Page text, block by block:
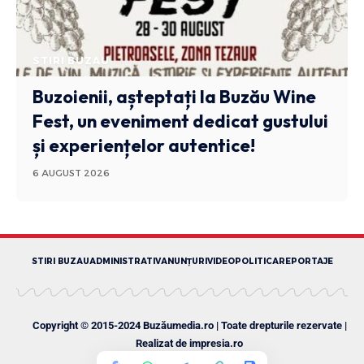
STIRI BUZAU
Buzoienii, așteptați la Buzău Wine
Fest, un eveniment dedicat gustului
și experiențelor autentice!
6 AUGUST 2026
STIRI BUZAUADMINISTRATIVANUNȚURIVIDEOPOLITICAREPORTAJE
Copyright © 2015-2024 Buzăumedia.ro | Toate drepturile rezervate |
Realizat de impresia.ro